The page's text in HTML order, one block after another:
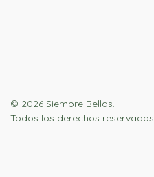
© 2026 Siempre Bellas.
Todos los derechos